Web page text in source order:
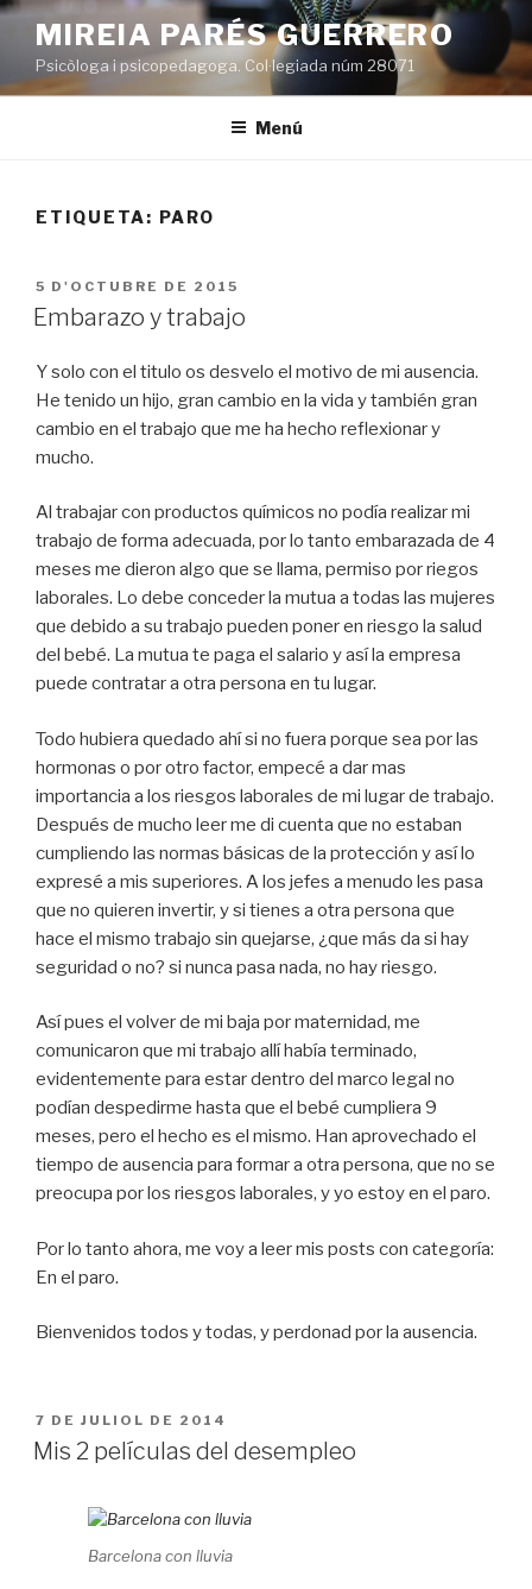
Vés
contingut
MIREIA PARÉS GUERRERO
Psicòloga i psicopedagoga. Col·legiada núm 28071
Menú
ETIQUETA: PARO
PUBLICAT
A
5 D'OCTUBRE DE 2015
Embarazo y trabajo
Y solo con el titulo os desvelo el motivo de mi ausencia.
He tenido un hijo, gran cambio en la vida y también gran
cambio en el trabajo que me ha hecho reflexionar y
mucho.
Al trabajar con productos químicos no podía realizar mi
trabajo de forma adecuada, por lo tanto embarazada de 4
meses me dieron algo que se llama, permiso por riegos
laborales. Lo debe conceder la mutua a todas las mujeres
que debido a su trabajo pueden poner en riesgo la salud
del bebé. La mutua te paga el salario y así la empresa
puede contratar a otra persona en tu lugar.
Todo hubiera quedado ahí si no fuera porque sea por las
hormonas o por otro factor, empecé a dar mas
importancia a los riesgos laborales de mi lugar de trabajo.
Después de mucho leer me di cuenta que no estaban
cumpliendo las normas básicas de la protección y así lo
expresé a mis superiores. A los jefes a menudo les pasa
que no quieren invertir, y si tienes a otra persona que
hace el mismo trabajo sin quejarse, ¿que más da si hay
seguridad o no? si nunca pasa nada, no hay riesgo.
Así pues el volver de mi baja por maternidad, me
comunicaron que mi trabajo allí había terminado,
evidentemente para estar dentro del marco legal no
podían despedirme hasta que el bebé cumpliera 9
meses, pero el hecho es el mismo. Han aprovechado el
tiempo de ausencia para formar a otra persona, que no se
preocupa por los riesgos laborales, y yo estoy en el paro.
Por lo tanto ahora, me voy a leer mis posts con categoría:
En el paro.
Bienvenidos todos y todas, y perdonad por la ausencia.
PUBLICAT
A
7 DE JULIOL DE 2014
Mis 2 películas del desempleo
Barcelona con lluvia